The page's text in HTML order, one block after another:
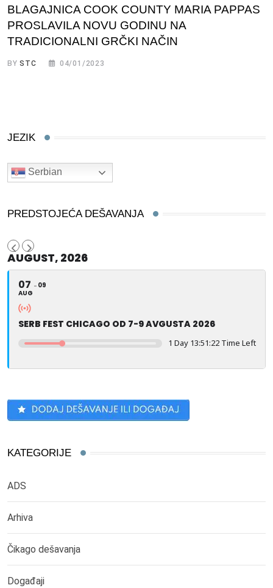
BLAGAJNICA COOK COUNTY MARIA PAPPAS
PROSLAVILA NOVU GODINU NA
TRADICIONALNI GRČKI NAČIN
BYSTC 04/01/2023
JEZIK
Serbian
PREDSTOJEĆA DEŠAVANJA
AUGUST, 2026
07
AUG
09
SERB FEST CHICAGO OD 7-9 AVGUSTA 2026
1 Day 13:51:22 Time Left
KATEGORIJE
ADS
Arhiva
Čikago dešavanja
Događaji